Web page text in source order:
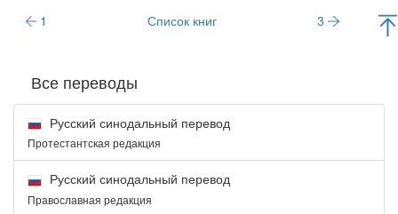
1 Список книг 3
Все переводы
Русский синодальный перевод
Протестантская редакция
Русский синодальный перевод
Православная редакция